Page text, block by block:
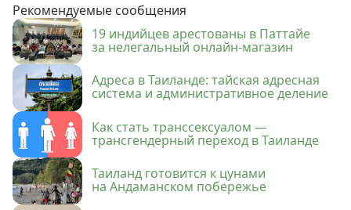
Рекомендуемые сообщения
19 индийцев арестованы в Паттайе
за нелегальный онлайн-магазин
Адреса в Таиланде: тайская адресная
система и административное деление
Как стать транссексуалом —
трансгендерный переход в Таиланде
Таиланд готовится к цунами
на Андаманском побережье